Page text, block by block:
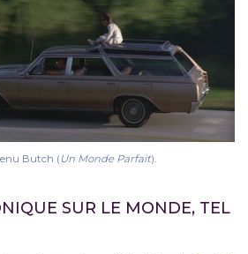
Butch ( Un Monde Parfait).
SUR LE MONDE, TEL